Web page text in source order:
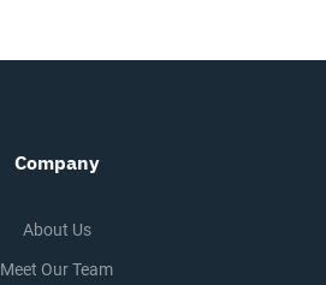
Company
About Us
Meet Our Team